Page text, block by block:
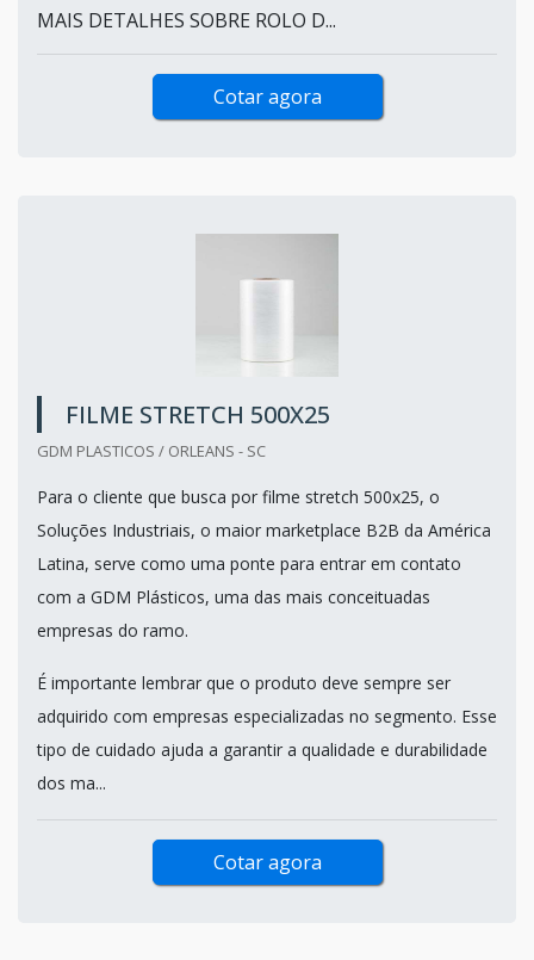
MAIS DETALHES SOBRE ROLO D...
Cotar agora
FILME STRETCH 500X25
GDM PLASTICOS / ORLEANS - SC
Para o cliente que busca por filme stretch 500x25, o
Soluções Industriais, o maior marketplace B2B da América
Latina, serve como uma ponte para entrar em contato
com a GDM Plásticos, uma das mais conceituadas
empresas do ramo.
É importante lembrar que o produto deve sempre ser
adquirido com empresas especializadas no segmento. Esse
tipo de cuidado ajuda a garantir a qualidade e durabilidade
dos ma...
Cotar agora